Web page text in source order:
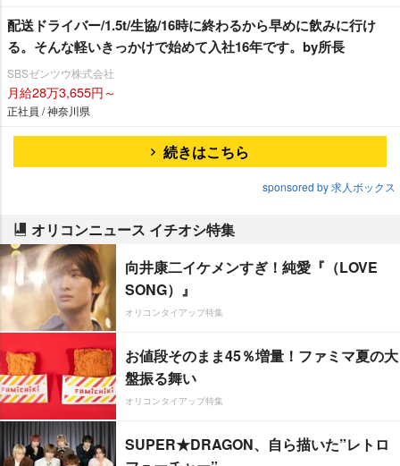
配送ドライバー/1.5t/生協/16時に終わるから早めに飲みに行け
る。そんな軽いきっかけで始めて入社16年です。by所長
SBSゼンツウ株式会社
月給28万3,655円～
正社員 / 神奈川県
続きはこちら
sponsored by 求人ボックス
オリコンニュース イチオシ特集
向井康二イケメンすぎ！純愛『（LOVE
SONG）』
オリコンタイアップ特集
お値段そのまま45％増量！ファミマ夏の大
盤振る舞い
オリコンタイアップ特集
SUPER★DRAGON、自ら描いた”レトロ